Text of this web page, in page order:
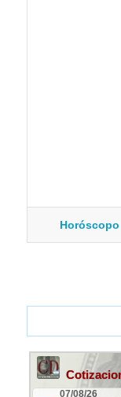
Horóscopo